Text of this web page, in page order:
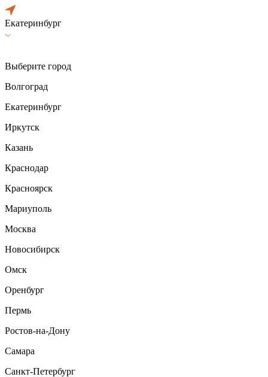
Екатеринбург
Выберите город
Волгоград
Екатеринбург
Иркутск
Казань
Краснодар
Красноярск
Мариуполь
Москва
Новосибирск
Омск
Оренбург
Пермь
Ростов-на-Дону
Самара
Санкт-Петербург